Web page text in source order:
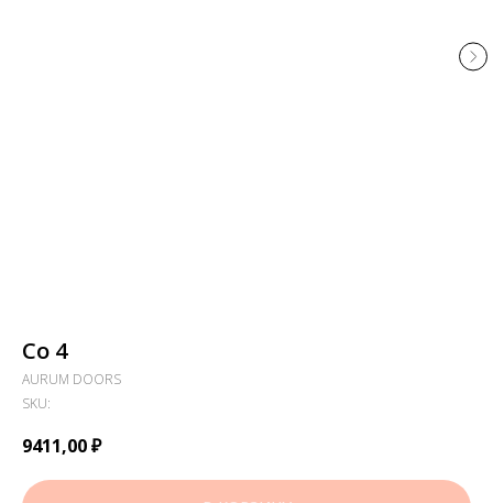
Co 4
AURUM DOORS
SKU:
9411,00₽